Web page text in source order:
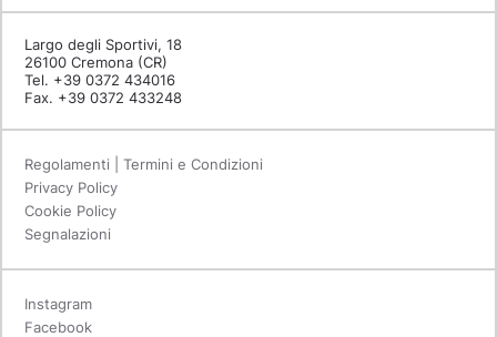
Largo degli Sportivi, 18
26100 Cremona (CR)
Tel. +39 0372 434016
Fax. +39 0372 433248
Regolamenti | Termini e Condizioni
Privacy Policy
Cookie Policy
Segnalazioni
Instagram
Facebook